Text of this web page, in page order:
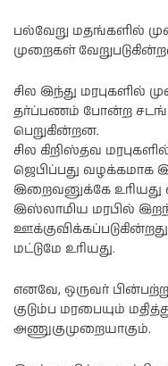
பல்வேறு மதங்களில்
முறைகள்
சில இந்து மரபுகளில்
தர்ப்பணம் போன்ற
பெறுகின்றன.
சில கிறிஸ்தவ
ஜெபிப்பது வழக்கமாக
இறைவனுக்கே உரியது
இஸ்லாமிய மரபில்
மட்டுமே உரியது.
எனவே, ஒருவர்
குடும்ப மரபையும்
அணுகுமுறையாகும்.